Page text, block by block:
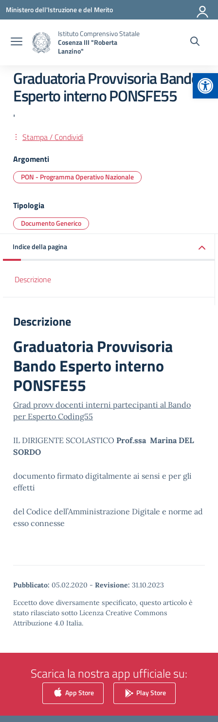
Vai ai contenuti
Vai al menu di navigazione
Vai al footer
Ministero dell'Istruzione e del Merito
Istituto Comprensivo Statale
Cosenza III "Roberta
Lanzino"
Graduatoria Provvisoria Bando
Esperto interno PONSFE55
'
Stampa / Condividi
Argomenti
PON - Programma Operativo Nazionale
Tipologia
Documento Generico
Indice della pagina
Descrizione
Descrizione
Graduatoria Provvisoria
Bando Esperto interno
PONSFE55
Grad provv docenti interni partecipanti al Bando
per Esperto Coding55
IL DIRIGENTE SCOLASTICO Prof.ssa Marina DEL
SORDO
documento firmato digitalmente ai sensi e per gli
effetti
del Codice dell’Amministrazione Digitale e norme ad
esso connesse
Pubblicato: 05.02.2020 - Revisione: 31.10.2023
Eccetto dove diversamente specificato, questo articolo è
stato rilasciato sotto Licenza Creative Commons
Attribuzione 4.0 Italia.
Scarica la nostra app ufficiale su:
App Store Play Store